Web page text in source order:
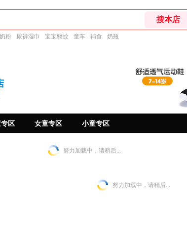
奶粉 尿裤湿巾 宝宝驱蚊 童车 辅食 奶瓶
区 女童专区 小童专区
努力加载中，请稍后...
努力加载中，请稍后...